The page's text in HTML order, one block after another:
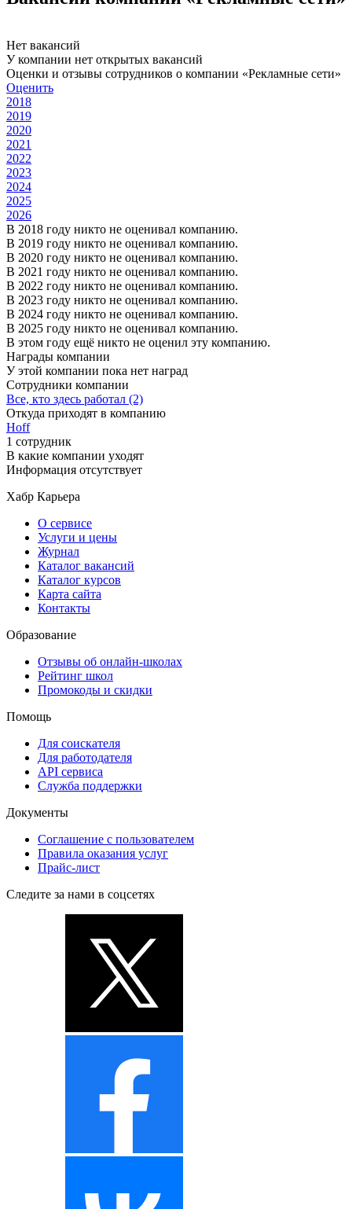
Нет вакансий
У компании нет открытых вакансий
Оценки и отзывы сотрудников о компании «Рекламные сети»
Оценить
2018
2019
2020
2021
2022
2023
2024
2025
2026
В 2018 году никто не оценивал компанию.
В 2019 году никто не оценивал компанию.
В 2020 году никто не оценивал компанию.
В 2021 году никто не оценивал компанию.
В 2022 году никто не оценивал компанию.
В 2023 году никто не оценивал компанию.
В 2024 году никто не оценивал компанию.
В 2025 году никто не оценивал компанию.
В этом году ещё никто не оценил эту компанию.
Награды компании
У этой компании пока нет наград
Сотрудники компании
Все, кто здесь работал (2)
Откуда приходят в компанию
Hoff
1 сотрудник
В какие компании уходят
Информация отсутствует
Хабр Карьера
О сервисе
Услуги и цены
Журнал
Каталог вакансий
Каталог курсов
Карта сайта
Контакты
Образование
Отзывы об онлайн-школах
Рейтинг школ
Промокоды и скидки
Помощь
Для соискателя
Для работодателя
API сервиса
Служба поддержки
Документы
Соглашение с пользователем
Правила оказания услуг
Прайс-лист
Следите за нами в соцсетях